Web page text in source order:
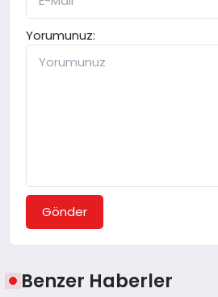
Yorumunuz:
Gönder
Benzer Haberler